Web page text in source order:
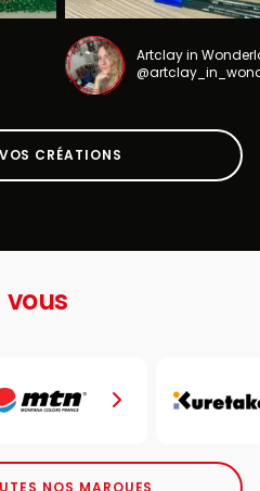
Artclay in
CRÉATIONS
vous
NOS MARQUES